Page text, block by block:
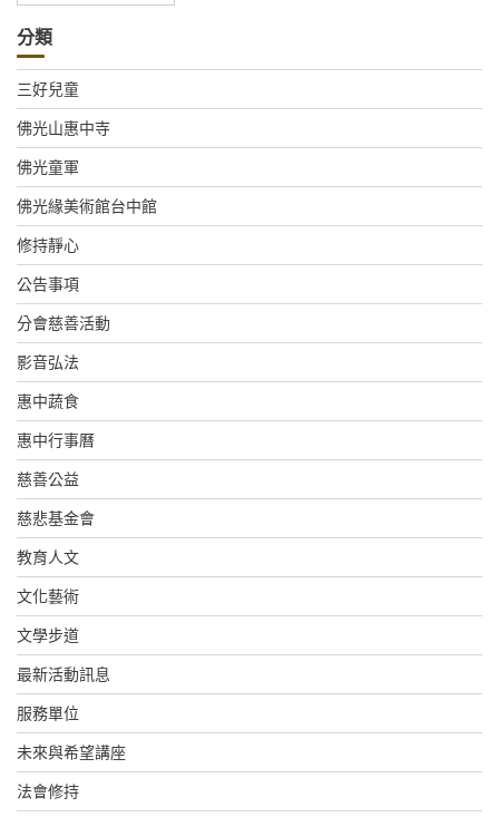
分類
三好兒童
佛光山惠中寺
佛光童軍
佛光緣美術館台中館
修持靜心
公告事項
分會慈善活動
影音弘法
惠中蔬食
惠中行事曆
慈善公益
慈悲基金會
教育人文
文化藝術
文學步道
最新活動訊息
服務單位
未來與希望講座
法會修持